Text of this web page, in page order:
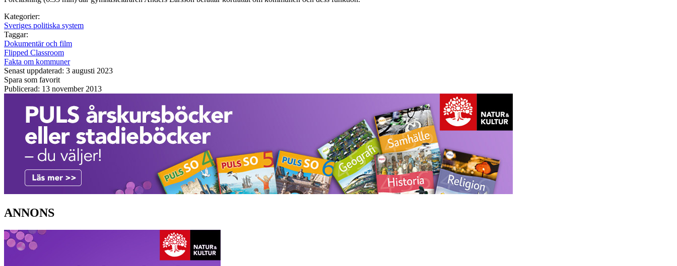
Kategorier:
Sveriges politiska system
Taggar:
Dokumentär och film
Flipped Classroom
Fakta om kommuner
Senast uppdaterad: 3 augusti 2023
Spara som favorit
Publicerad: 13 november 2013
ANNONS